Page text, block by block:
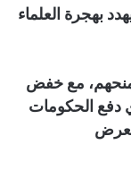
بهجرة العلماء
منحهم، مع خفض
دفع الحكومات